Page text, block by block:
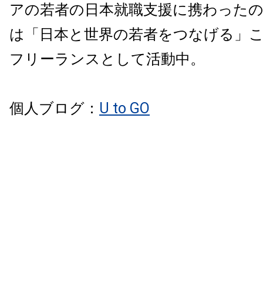
アの若者の日本就職支援に携わった
は「日本と世界の若者をつなげる」
フリーランスとして活動中。
個人ブログ： U to GO